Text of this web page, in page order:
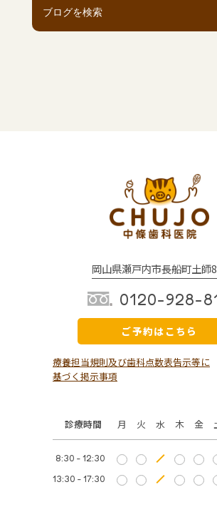
岡山県瀬戸内市長船町土師
0120-928-
ご予約はこちら
診療時間 月 火 水 木 金
8:30 - 12:30
13:30 - 17:30
療養担当規則及び歯科点数表告示等に
基づく掲示事項